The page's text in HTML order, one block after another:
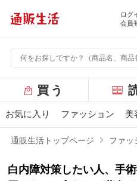
ログ
会員
ー
バ
ュ
買う
お気に入り ファッション 美
通販生活トップページ ファッ
白内障対策したい人、手